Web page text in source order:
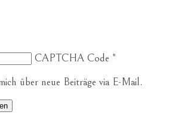
CAPTCHA Code *
über neue Beiträge via E-Mail.